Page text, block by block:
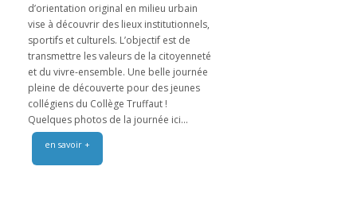
d’orientation original en milieu urbain
vise à découvrir des lieux institutionnels,
sportifs et culturels. L’objectif est de
transmettre les valeurs de la citoyenneté
et du vivre-ensemble. Une belle journée
pleine de découverte pour des jeunes
collégiens du Collège Truffaut !
Quelques photos de la journée ici...
en savoir +